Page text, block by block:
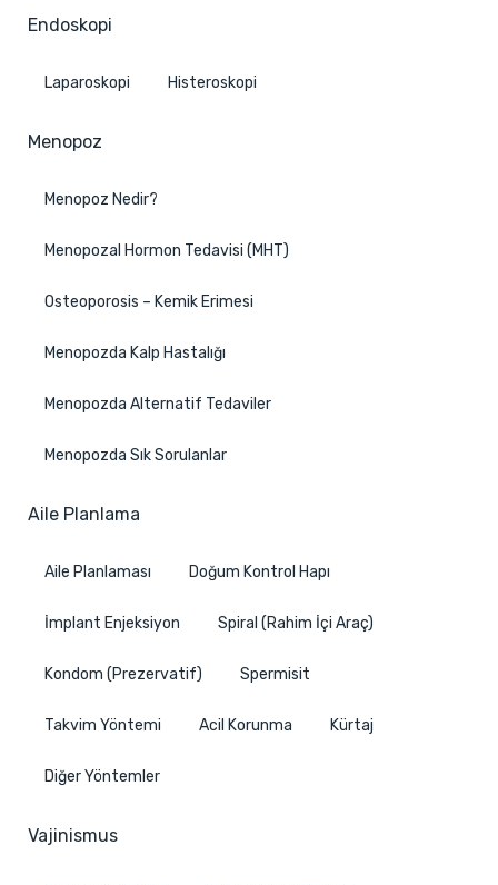
Endoskopi
Laparoskopi Histeroskopi
Menopoz
Menopoz Nedir?
Menopozal Hormon Tedavisi (MHT)
Osteoporosis – Kemik Erimesi
Menopozda Kalp Hastalığı
Menopozda Alternatif Tedaviler
Menopozda Sık Sorulanlar
Aile Planlama
Aile Planlaması Doğum Kontrol Hapı
İmplant Enjeksiyon Spiral (Rahim İçi Araç)
Kondom (Prezervatif) Spermisit
Takvim Yöntemi Acil Korunma Kürtaj
Diğer Yöntemler
Vajinismus